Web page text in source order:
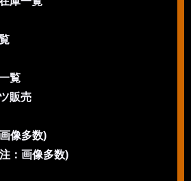
覧
販売
像多数)
：画像多数)